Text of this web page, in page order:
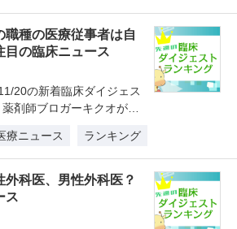
職種の医療従事者は自
目の臨床ニュース
20の新着臨床ダイジェス
剤師ブロガーキクオが注
療ニュース ランキング
科医、男性外科医？
ス